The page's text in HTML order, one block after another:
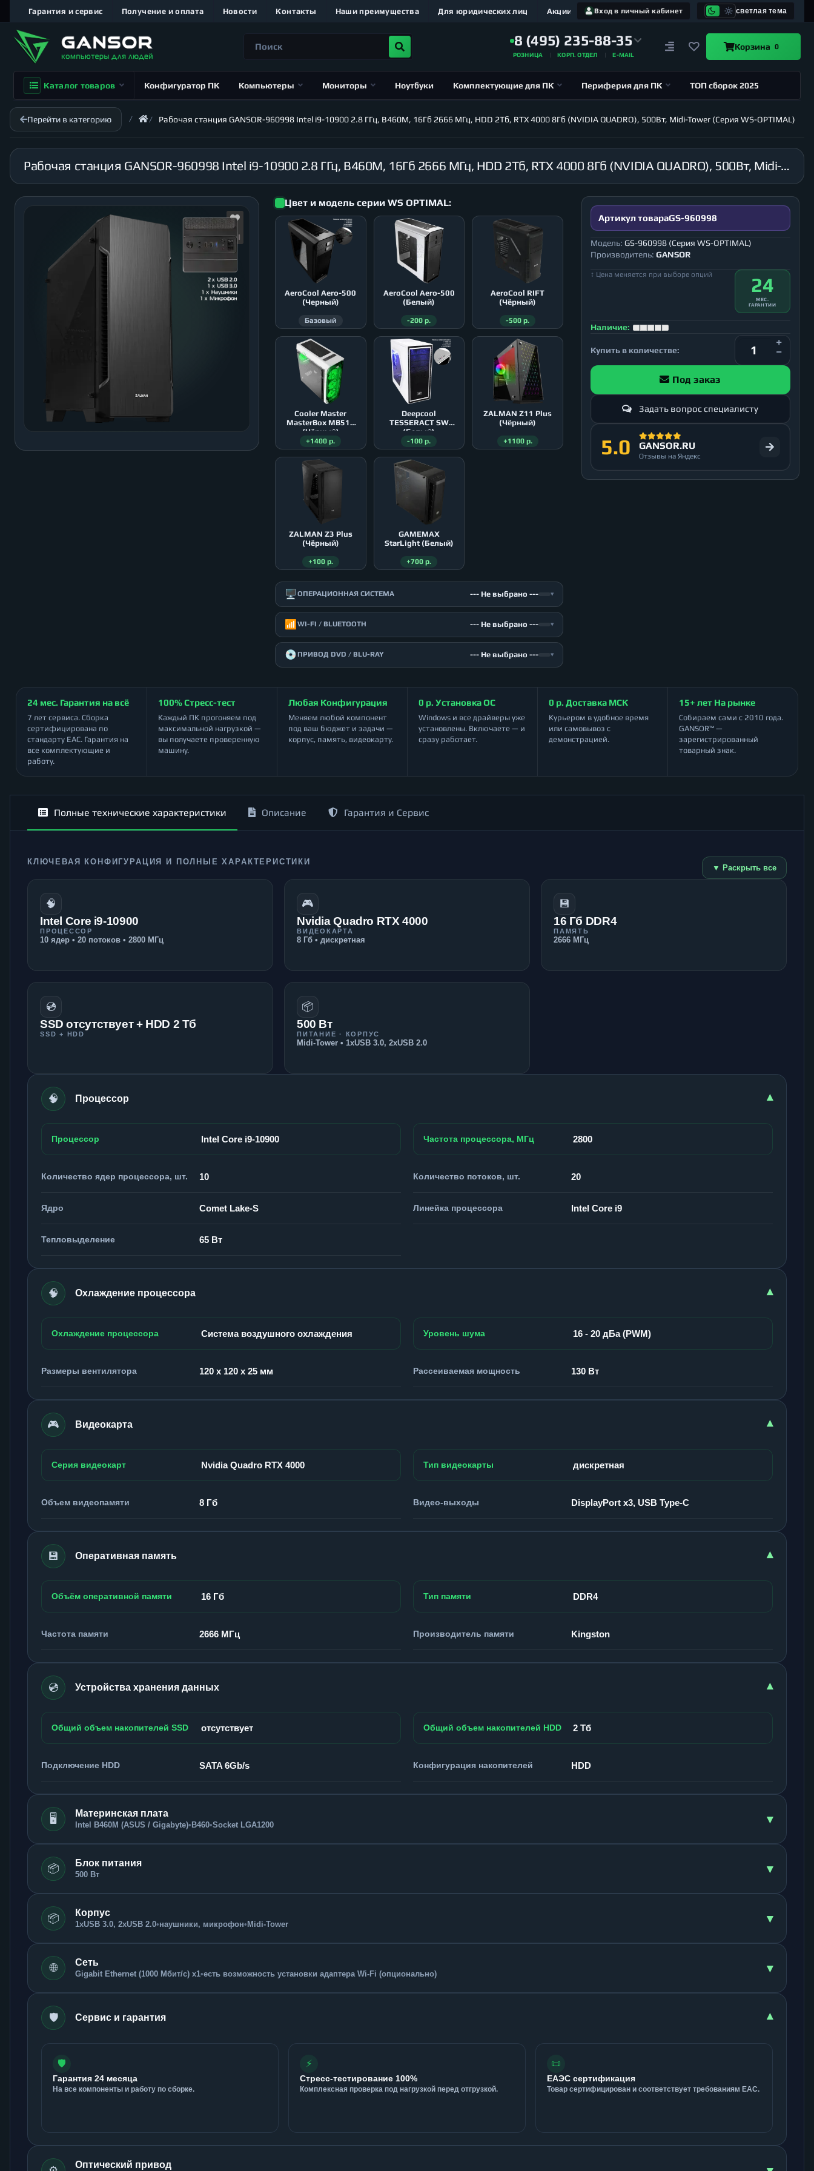
Вход в личный кабинет светлая тема
Гарантия и сервис Получение и оплата Новости Контакты Наши преимущества Для юридических лиц Акции
8 (495) 235-88-35
РОЗНИЦА КОРП. ОТДЕЛ E-MAIL
Корзина 0
Каталог товаров Конфигуратор ПК Компьютеры Мониторы Ноутбуки Комплектующие для ПК Периферия для ПК ТОП сборок 2025
Перейти в категорию Рабочая станция GANSOR-960998 Intel i9-10900 2.8 ГГц, B460M, 16Гб 2666 МГц, HDD 2Тб, RTX 4000 8Гб (NVIDIA QUADRO), 500Вт, Midi-Tower (Серия WS-OPTIMAL)
Рабочая станция GANSOR-960998 Intel i9-10900 2.8 ГГц, B460M, 16Гб 2666 МГц, HDD 2Тб, RTX 4000 8Гб (NVIDIA QUADRO), 500Вт, Midi-Tower (Серия WS-OPTIMAL)
Цвет и модель серии WS OPTIMAL:
AeroСool Aero-500
(Черный)
Базовый
AeroСool Aero-500
(Белый)
-200 р.
AeroСool RIFT
(Чёрный)
-500 р.
Cooler Master
MasterBox MB511
(Чёрный)
+1400 р.
Deepcool
TESSERACT SW
(Белый)
-100 р.
ZALMAN Z11 Plus
(Чёрный)
+1100 р.
ZALMAN Z3 Plus
(Чёрный)
+100 р.
GAMEMAX
StarLight (Белый)
+700 р.
🖥️ ОПЕРАЦИОННАЯ СИСТЕМА --- Не выбрано --- ▾
📶 WI-FI / BLUETOOTH --- Не выбрано --- ▾
💿 ПРИВОД DVD / BLU-RAY --- Не выбрано --- ▾
Артикул товараGS-960998
Модель: GS-960998 (Серия WS-OPTIMAL)
Производитель: GANSOR
↕ Цена меняется при выборе опций 24
МЕС.
ГАРАНТИИ
Наличие:
Купить в количестве:
Под заказ
Задать вопрос специалисту
5.0 GANSOR.RU
Отзывы на Яндекс
24 мес. Гарантия на всё
7 лет сервиса. Сборка
сертифицирована по
стандарту ЕАС. Гарантия на
все комплектующие и
работу.
100% Стресс-тест
Каждый ПК прогоняем под
максимальной нагрузкой —
вы получаете проверенную
машину.
Любая Конфигурация
Меняем любой компонент
под ваш бюджет и задачи —
корпус, память, видеокарту.
0 р. Установка ОС
Windows и все драйверы уже
установлены. Включаете — и
сразу работает.
0 р. Доставка МСК
Курьером в удобное время
или самовывоз с
демонстрацией.
15+ лет На рынке
Собираем сами с 2010 года.
GANSOR™ —
зарегистрированный
товарный знак.
Полные технические характеристики Описание Гарантия и Сервис
КЛЮЧЕВАЯ КОНФИГУРАЦИЯ И ПОЛНЫЕ ХАРАКТЕРИСТИКИ
▼ Раскрыть все
🧠
Intel Core i9-10900
ПРОЦЕССОР
10 ядер • 20 потоков • 2800 МГц
🎮
Nvidia Quadro RTX 4000
ВИДЕОКАРТА
8 Гб • дискретная
💾
16 Гб DDR4
ПАМЯТЬ
2666 МГц
💿
SSD отсутствует + HDD 2 Тб
SSD + HDD
📦
500 Вт
ПИТАНИЕ · КОРПУС
Midi-Tower • 1xUSB 3.0, 2xUSB 2.0
🧠 Процессор ▾
Процессор Intel Core i9-10900 Частота процессора, МГц 2800
Количество ядер процессора, шт. 10 Количество потоков, шт. 20
Ядро Comet Lake-S Линейка процессора Intel Core i9
Тепловыделение 65 Вт
🧠 Охлаждение процессора ▾
Охлаждение процессора Система воздушного охлаждения Уровень шума 16 - 20 дБа (PWM)
Размеры вентилятора 120 x 120 x 25 мм Рассеиваемая мощность 130 Вт
🎮 Видеокарта ▾
Серия видеокарт Nvidia Quadro RTX 4000 Тип видеокарты дискретная
Объем видеопамяти 8 Гб Видео-выходы DisplayPort x3, USB Type-C
💾 Оперативная память ▾
Объём оперативной памяти 16 Гб Тип памяти DDR4
Частота памяти 2666 МГц Производитель памяти Kingston
💿 Устройства хранения данных ▾
Общий объем накопителей SSD отсутствует Общий объем накопителей HDD 2 Тб
Подключение HDD SATA 6Gb/s Конфигурация накопителей HDD
🖥️ Материнская плата
Intel B460M (ASUS / Gigabyte)• B460•Socket LGA1200 ▾
📦 Блок питания
500 Вт ▾
📦 Корпус
1xUSB 3.0, 2xUSB 2.0•наушники, микрофон• Midi-Tower ▾
🌐 Сеть
Gigabit Ethernet (1000 Мбит/с) x1•есть возможность установки адаптера Wi-Fi (опционально) ▾
🛡️ Сервис и гарантия ▾
🛡️
Гарантия 24 месяца
На все компоненты и работу по сборке.
⚡
Стресс-тестирование 100%
Комплексная проверка под нагрузкой перед отгрузкой.
📜
ЕАЭС сертификация
Товар сертифицирован и соответствует требованиям ЕАС.
Оптический привод